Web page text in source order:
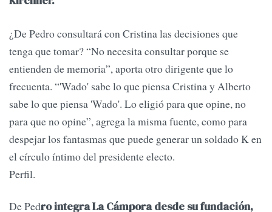
¿De Pedro consultará con Cristina las decisiones que
tenga que tomar? “No necesita consultar porque se
entienden de memoria”, aporta otro dirigente que lo
frecuenta. “'Wado' sabe lo que piensa Cristina y Alberto
sabe lo que piensa 'Wado'. Lo eligió para que opine, no
para que no opine”, agrega la misma fuente, como para
despejar los fantasmas que puede generar un soldado K en
el círculo íntimo del presidente electo.
Perfil.
De Pedro integra La Cámpora desde su fundación,